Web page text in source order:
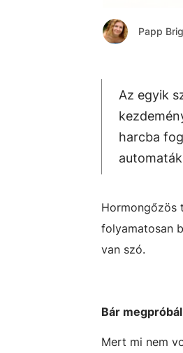
Papp
Az egyik
harcba
Hormongőzös
folyamatosan
van szó.
Bár
Mert mi nem